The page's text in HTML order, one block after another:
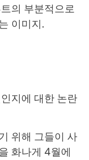
의 부분적으로
이미지.
지에 대한 논란
위해 그들이 사
화나게 4월에